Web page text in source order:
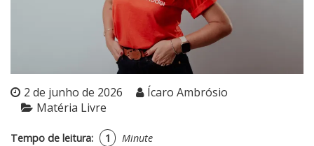
2 de junho de 2026
Ícaro Ambrósio
Matéria Livre
Tempo de leitura: 1 Minute